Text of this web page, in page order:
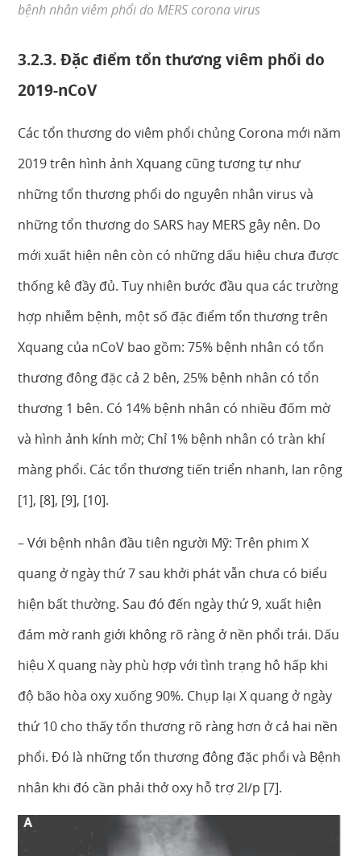
bệnh nhân viêm phổi do MERS corona virus
3.2.3. Đặc điểm tổn thương viêm phổi do
2019-nCoV
Các tổn thương do viêm phổi chủng Corona mới năm
2019 trên hình ảnh Xquang cũng tương tự như
những tổn thương phổi do nguyên nhân virus và
những tổn thương do SARS hay MERS gây nên. Do
mới xuất hiện nên còn có những dấu hiệu chưa được
thống kê đầy đủ. Tuy nhiên bước đầu qua các trường
hợp nhiễm bệnh, một số đặc điểm tổn thương trên
Xquang của nCoV bao gồm: 75% bệnh nhân có tổn
thương đông đặc cả 2 bên, 25% bệnh nhân có tổn
thương 1 bên. Có 14% bệnh nhân có nhiều đốm mờ
và hình ảnh kính mờ; Chỉ 1% bệnh nhân có tràn khí
màng phổi. Các tổn thương tiến triển nhanh, lan rộng
[1], [8], [9], [10].
– Với bệnh nhân đầu tiên người Mỹ: Trên phim X
quang ở ngày thứ 7 sau khởi phát vẫn chưa có biểu
hiện bất thường. Sau đó đến ngày thứ 9, xuất hiện
đám mờ ranh giới không rõ ràng ở nền phổi trái. Dấu
hiệu X quang này phù hợp với tình trạng hô hấp khi
độ bão hòa oxy xuống 90%. Chụp lại X quang ở ngày
thứ 10 cho thấy tổn thương rõ ràng hơn ở cả hai nền
phổi. Đó là những tổn thương đông đặc phổi và Bệnh
nhân khi đó cần phải thở oxy hỗ trợ 2l/p [7].